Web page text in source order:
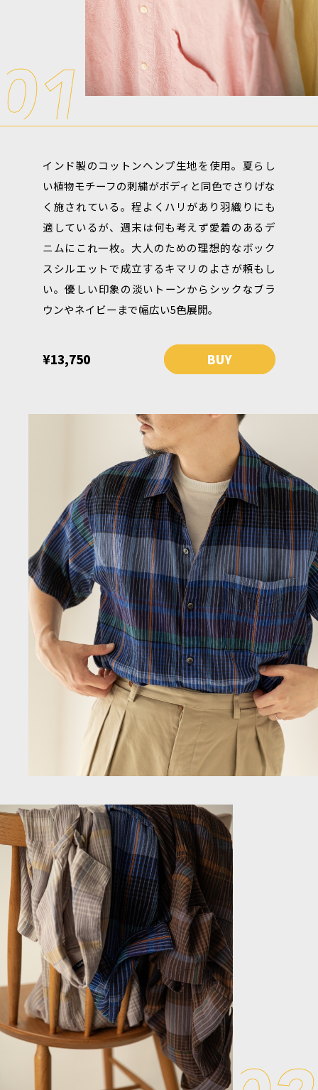
インド製のコットンヘンプ生地を使用。夏らし
い植物モチーフの刺繍がボディと同色でさりげな
く施されている。程よくハリがあり羽織りにも
適しているが、週末は何も考えず愛着のあるデ
ニムにこれ一枚。大人のための理想的なボック
スシルエットで成立するキマリのよさが頼もし
い。優しい印象の淡いトーンからシックなブラ
ウンやネイビーまで幅広い5色展開。
¥13,750 BUY